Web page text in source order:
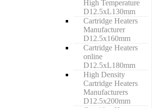
High Temperature
D12.5xL130mm
Cartridge Heaters
Manufacturer
D12.5x160mm
Cartridge Heaters
online
D12.5xL180mm
High Density
Cartridge Heaters
Manufacturers
D12.5x200mm